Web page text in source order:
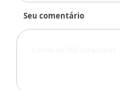
Seu comentário